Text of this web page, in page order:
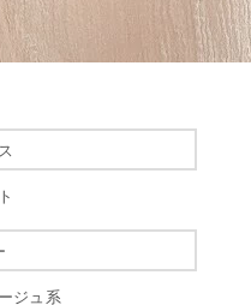
ジュ系